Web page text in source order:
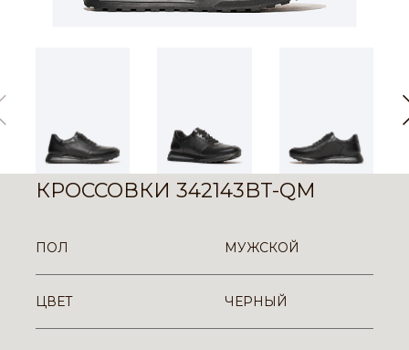
КРОССОВКИ 342143BT-QM
ПОЛ МУЖСКОЙ
ЦВЕТ ЧЕРНЫЙ